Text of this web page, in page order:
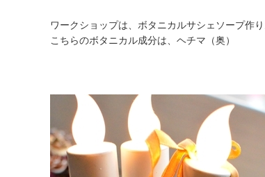
ワークショップは、ボタニカルサシェソープ作り
こちらのボタニカル成分は、ヘチマ（奥）